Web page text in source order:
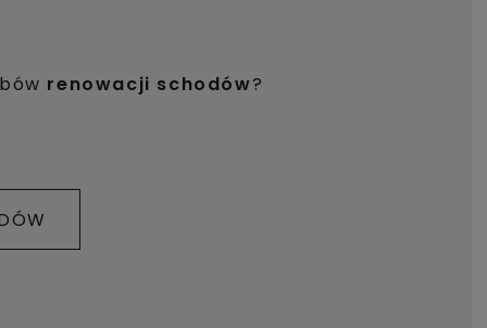
renowacji schodów?